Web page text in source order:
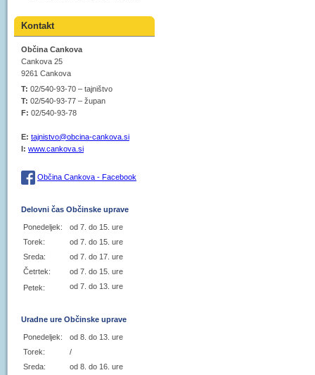
Kontakt
Občina Cankova
Cankova 25
9261 Cankova
T: 02/540-93-70 – tajništvo
T: 02/540-93-77 – župan
F: 02/540-93-78
E: tajnistvo@obcina-cankova.si
I: www.cankova.si
Občina Cankova - Facebook
Delovni čas Občinske uprave
Ponedeljek:
od 7. do 15. ure
Torek:
od 7. do 15. ure
Sreda:
od 7. do 17. ure
Četrtek:
od 7. do 15. ure
Petek:
od 7. do 13. ure
Uradne ure Občinske uprave
Ponedeljek:
od 8. do 13. ure
Torek:
/
Sreda:
od 8. do 16. ure